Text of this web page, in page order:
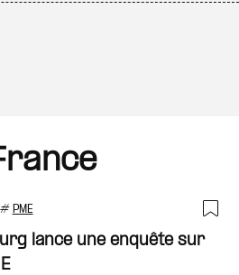
# PME
lance une enquête sur